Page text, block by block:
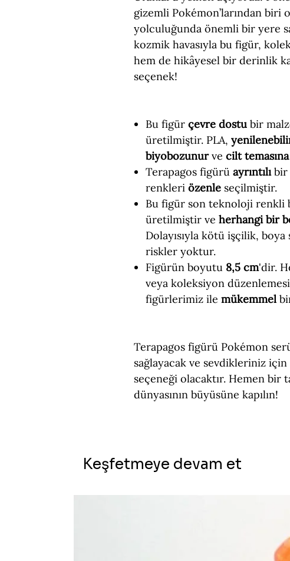
gizemli Pokémon’larından biri
yolculuğunda önemli bir yere
kozmik havasıyla bu figür,
hem de hikâyesel bir derinlik
seçenek!
Bu figür çevre dostu bir
üretilmiştir. PLA,
biyobozunurve cilt
Terapagos figürü ayrıntılıbir
renkleri özenle seçilmiştir.
Bu figür son teknoloji renkli
üretilmiştir ve herhangi bir
Dolayısıyla kötü işçilik,
riskler yoktur.
Figürün boyutu 8,5 cm'dir.
veya koleksiyon
figürlerimiz ile mükemmel
Terapagos figürü Pokémon
sağlayacak ve sevdikleriniz
seçeneği olacaktır. Hemen bir
dünyasının büyüsüne kapılın!
Keşfetmeye devam et